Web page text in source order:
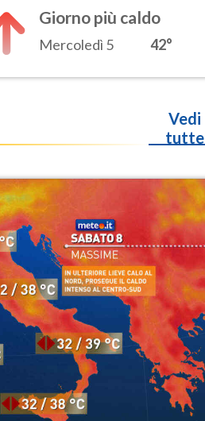
Giorno più caldo
Mercoledì 5 42°
Vedi
tutte